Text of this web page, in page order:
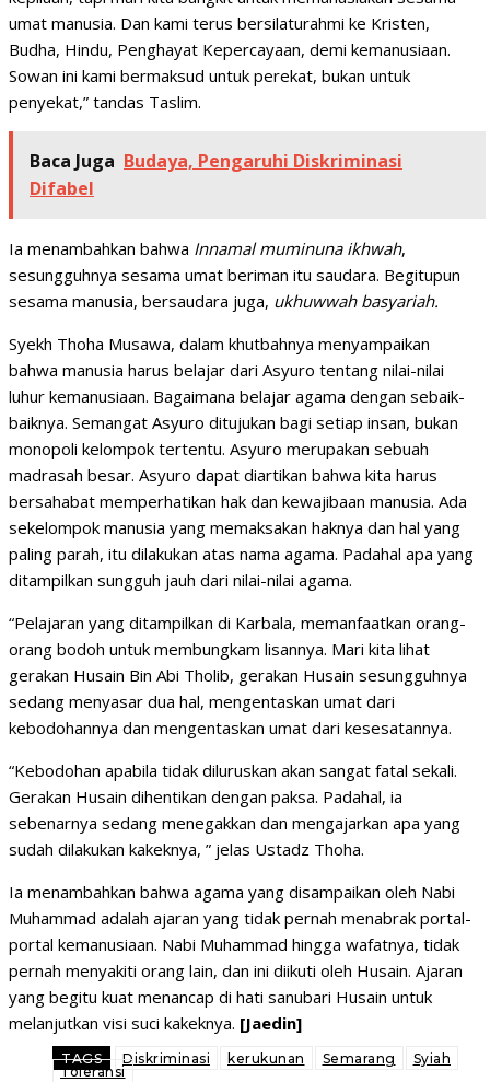
umat manusia. Dan kami terus bersilaturahmi ke Kristen,
Budha, Hindu, Penghayat Kepercayaan, demi kemanusiaan.
Sowan ini kami bermaksud untuk perekat, bukan untuk
penyekat,” tandas Taslim.
Baca Juga Budaya, Pengaruhi Diskriminasi
Difabel
Ia menambahkan bahwa Innamal muminuna ikhwah,
sesungguhnya sesama umat beriman itu saudara. Begitupun
sesama manusia, bersaudara juga, ukhuwwah basyariah.
Syekh Thoha Musawa, dalam khutbahnya menyampaikan
bahwa manusia harus belajar dari Asyuro tentang nilai-nilai
luhur kemanusiaan. Bagaimana belajar agama dengan sebaik-
baiknya. Semangat Asyuro ditujukan bagi setiap insan, bukan
monopoli kelompok tertentu. Asyuro merupakan sebuah
madrasah besar. Asyuro dapat diartikan bahwa kita harus
bersahabat memperhatikan hak dan kewajibaan manusia. Ada
sekelompok manusia yang memaksakan haknya dan hal yang
paling parah, itu dilakukan atas nama agama. Padahal apa yang
ditampilkan sungguh jauh dari nilai-nilai agama.
“Pelajaran yang ditampilkan di Karbala, memanfaatkan orang-
orang bodoh untuk membungkam lisannya. Mari kita lihat
gerakan Husain Bin Abi Tholib, gerakan Husain sesungguhnya
sedang menyasar dua hal, mengentaskan umat dari
kebodohannya dan mengentaskan umat dari kesesatannya.
“Kebodohan apabila tidak diluruskan akan sangat fatal sekali.
Gerakan Husain dihentikan dengan paksa. Padahal, ia
sebenarnya sedang menegakkan dan mengajarkan apa yang
sudah dilakukan kakeknya, ” jelas Ustadz Thoha.
Ia menambahkan bahwa agama yang disampaikan oleh Nabi
Muhammad adalah ajaran yang tidak pernah menabrak portal-
portal kemanusiaan. Nabi Muhammad hingga wafatnya, tidak
pernah menyakiti orang lain, dan ini diikuti oleh Husain. Ajaran
yang begitu kuat menancap di hati sanubari Husain untuk
melanjutkan visi suci kakeknya. [Jaedin]
TAGS Diskriminasi kerukunan Semarang
Syiah
Toleransi